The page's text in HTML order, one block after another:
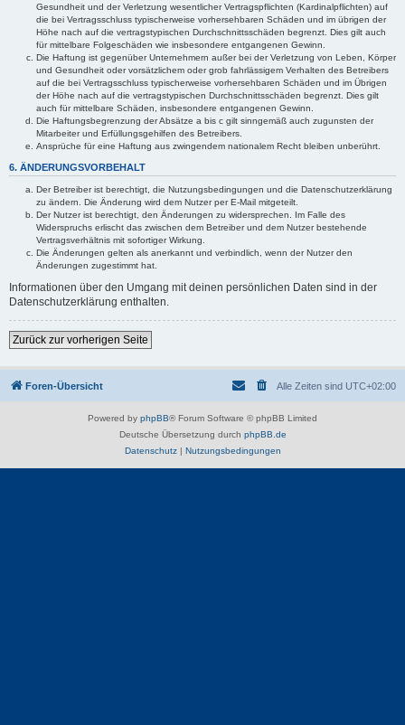
Gesundheit und der Verletzung wesentlicher Vertragspflichten (Kardinalpflichten) auf
die bei Vertragsschluss typischerweise vorhersehbaren Schäden und im übrigen der
Höhe nach auf die vertragstypischen Durchschnittsschäden begrenzt. Dies gilt auch
für mittelbare Folgeschäden wie insbesondere entgangenen Gewinn.
Die Haftung ist gegenüber Unternehmern außer bei der Verletzung von Leben, Körper
und Gesundheit oder vorsätzlichem oder grob fahrlässigem Verhalten des Betreibers
auf die bei Vertragsschluss typischerweise vorhersehbaren Schäden und im Übrigen
der Höhe nach auf die vertragstypischen Durchschnittsschäden begrenzt. Dies gilt
auch für mittelbare Schäden, insbesondere entgangenen Gewinn.
Die Haftungsbegrenzung der Absätze a bis c gilt sinngemäß auch zugunsten der
Mitarbeiter und Erfüllungsgehilfen des Betreibers.
Ansprüche für eine Haftung aus zwingendem nationalem Recht bleiben unberührt.
6. ÄNDERUNGSVORBEHALT
Der Betreiber ist berechtigt, die Nutzungsbedingungen und die Datenschutzerklärung
zu ändern. Die Änderung wird dem Nutzer per E-Mail mitgeteilt.
Der Nutzer ist berechtigt, den Änderungen zu widersprechen. Im Falle des
Widerspruchs erlischt das zwischen dem Betreiber und dem Nutzer bestehende
Vertragsverhältnis mit sofortiger Wirkung.
Die Änderungen gelten als anerkannt und verbindlich, wenn der Nutzer den
Änderungen zugestimmt hat.
Informationen über den Umgang mit deinen persönlichen Daten sind in der
Datenschutzerklärung enthalten.
Zurück zur vorherigen Seite
Foren-Übersicht Alle Zeiten sind UTC+02:00
Powered by phpBB® Forum Software © phpBB Limited
Deutsche Übersetzung durch phpBB.de
Datenschutz| Nutzungsbedingungen